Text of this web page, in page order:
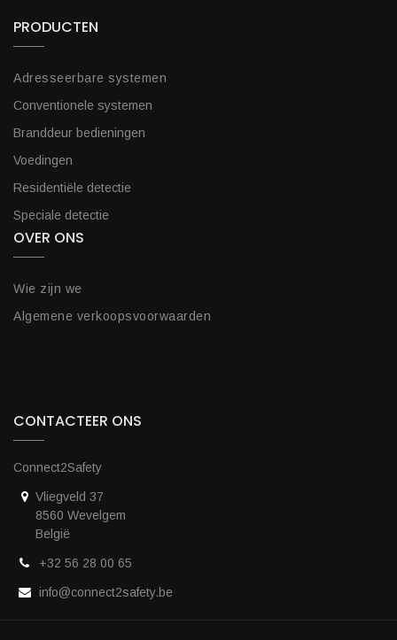
PRODUCTEN
Adresseerbare systemen
Conventionele systemen
Branddeur bedieningen
Voedingen
Residentiële detectie
Speciale detectie
OVER ONS
Wie zijn we
Algemene verkoopsvoorwaarden
CONTACTEER ONS
Connect2Safety
Vliegveld 37
8560 Wevelgem
België
+32 56 28 00 65
info@connect2safety.be